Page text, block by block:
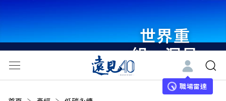
世界重
組・洞見
未來 與
世界領袖
職場雷達